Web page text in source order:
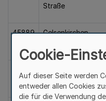
Straße
45889
Gelsenkirchen-
Ingeborgstraße
Cookie-
Auf dieser Seite werden
entweder allen Cookies
die für die Verwendung